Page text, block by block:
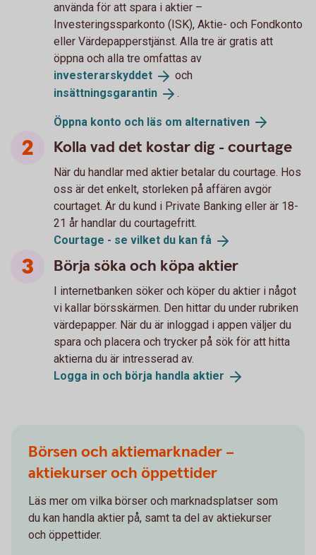
använda för att spara i aktier –
Investeringssparkonto (ISK), Aktie- och Fondkonto
eller Värdepapperstjänst. Alla tre är gratis att
öppna och alla tre omfattas av
investerarskyddet
och
insättningsgarantin
.
Öppna konto och läs om alternativen
Kolla vad det kostar dig - courtage
När du handlar med aktier betalar du courtage. Hos
oss är det enkelt, storleken på affären avgör
courtaget. Är du kund i Private Banking eller är 18-
21 år handlar du courtagefritt.
Courtage - se vilket du kan få
Börja söka och köpa aktier
I internetbanken söker och köper du aktier i något
vi kallar börsskärmen. Den hittar du under rubriken
värdepapper. När du är inloggad i appen väljer du
spara och placera och trycker på sök för att hitta
aktierna du är intresserad av.
Logga in och börja handla aktier
Börsen och aktiemarknader –
aktiekurser och öppettider
Läs mer om vilka börser och marknadsplatser som
du kan handla aktier på, samt ta del av aktiekurser
och öppettider.